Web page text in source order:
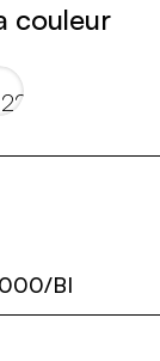
couleur
BI